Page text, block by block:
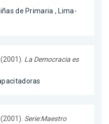
de Primaria , Lima-
(2001). La Democracia es
(2001). Serie:Maestro